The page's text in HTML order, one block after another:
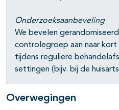
open- en
Onderzoeksaanbeveling
We bevelen
controlegroep aan naar
tijdens reguliere
settingen (bijv. bij de
Overwegingen